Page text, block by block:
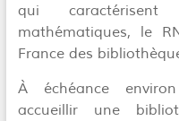
qui
mathématiques, le
France des
À échéance
accueillir une